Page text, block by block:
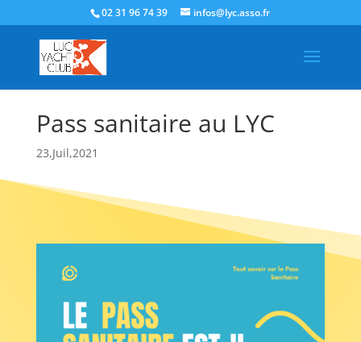
02 31 96 74 39 infos@lyc.asso.fr
Pass sanitaire au LYC
23,Juil,2021